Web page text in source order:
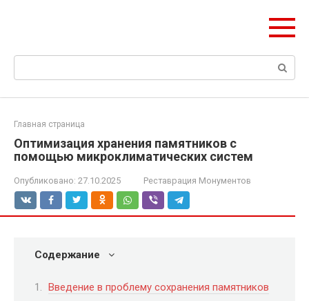
Поиск:
Главная страница
Оптимизация хранения памятников с
помощью микроклиматических систем
Опубликовано: 27.10.2025 Реставрация Монументов
Содержание
Введение в проблему сохранения памятников